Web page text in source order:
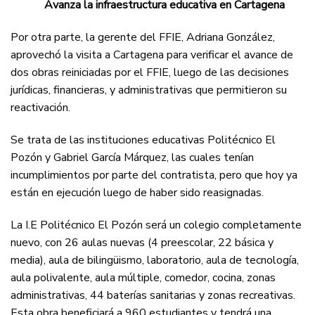
Avanza la infraestructura educativa en Cartagena
Por otra parte, la gerente del FFIE, Adriana González,
aprovechó la visita a Cartagena para verificar el avance de
dos obras reiniciadas por el FFIE, luego de las decisiones
jurídicas, financieras, y administrativas que permitieron su
reactivación.
Se trata de las instituciones educativas Politécnico El
Pozón y Gabriel García Márquez, las cuales tenían
incumplimientos por parte del contratista, pero que hoy ya
están en ejecución luego de haber sido reasignadas.
La I.E Politécnico El Pozón será un colegio completamente
nuevo, con 26 aulas nuevas (4 preescolar, 22 básica y
media), aula de bilingüismo, laboratorio, aula de tecnología,
aula polivalente, aula múltiple, comedor, cocina, zonas
administrativas, 44 baterías sanitarias y zonas recreativas.